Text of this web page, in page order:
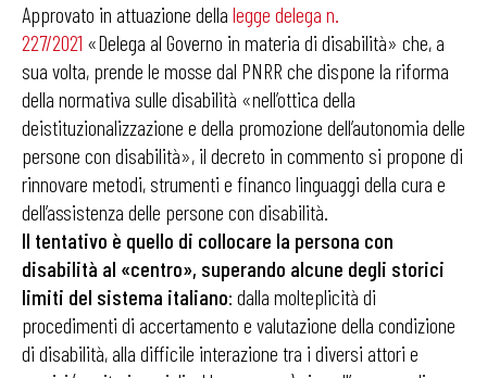
Approvato in attuazione della legge delega n.
227/2021 «Delega al Governo in materia di disabilità» che, a
sua volta, prende le mosse dal PNRR che dispone la riforma
della normativa sulle disabilità «nell’ottica della
deistituzionalizzazione e della promozione dell’autonomia delle
persone con disabilità», il decreto in commento si propone di
rinnovare metodi, strumenti e financo linguaggi della cura e
dell’assistenza delle persone con disabilità.
Il tentativo è quello di collocare la persona con
disabilità al «centro», superando alcune degli storici
limiti del sistema italiano: dalla molteplicità di
procedimenti di accertamento e valutazione della condizione
di disabilità, alla difficile interazione tra i diversi attori e